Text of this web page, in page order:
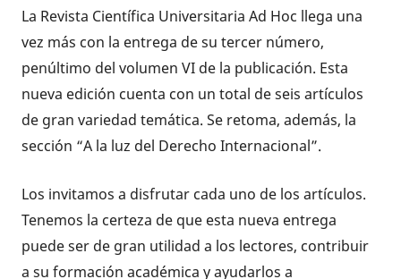
La Revista Científica Universitaria Ad Hoc llega una
vez más con la entrega de su tercer número,
penúltimo del volumen VI de la publicación. Esta
nueva edición cuenta con un total de seis artículos
de gran variedad temática. Se retoma, además, la
sección “A la luz del Derecho Internacional”.
Los invitamos a disfrutar cada uno de los artículos.
Tenemos la certeza de que esta nueva entrega
puede ser de gran utilidad a los lectores, contribuir
a su formación académica y ayudarlos a